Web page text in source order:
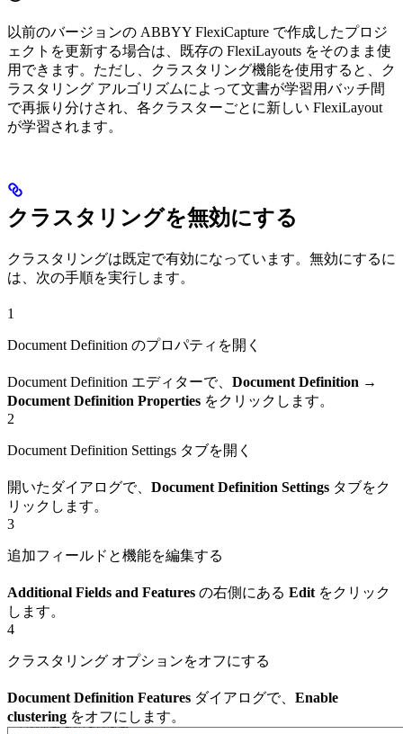
以前のバージョンの ABBYY FlexiCapture で作成したプロジ
ェクトを更新する場合は、既存の FlexiLayouts をそのまま使
用できます。ただし、クラスタリング機能を使用すると、ク
ラスタリング アルゴリズムによって文書が学習用バッチ間
で再振り分けされ、各クラスターごとに新しい FlexiLayout
が学習されます。
クラスタリングを無効にする
クラスタリングは既定で有効になっています。無効にするに
は、次の手順を実行します。
1
Document Definition のプロパティを開く
Document Definition エディターで、 Document Definition →
Document Definition Properties をクリックします。
2
Document Definition Settings タブを開く
開いたダイアログで、 Document Definition Settings タブをク
リックします。
3
追加フィールドと機能を編集する
Additional Fields and Features の右側にある Edit をクリック
します。
4
クラスタリング オプションをオフにする
Document Definition Features ダイアログで、 Enable
clustering をオフにします。